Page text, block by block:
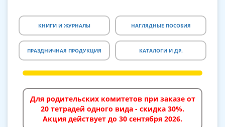
КНИГИ И ЖУРНАЛЫ НАГЛЯДНЫЕ ПОСОБИЯ
ПРАЗДНИЧНАЯ ПРОДУКЦИЯ КАТАЛОГИ И ДР.
Для родительских комитетов при заказе от
20 тетрадей одного вида - скидка 30%.
Акция действует до 30 сентября 2026.